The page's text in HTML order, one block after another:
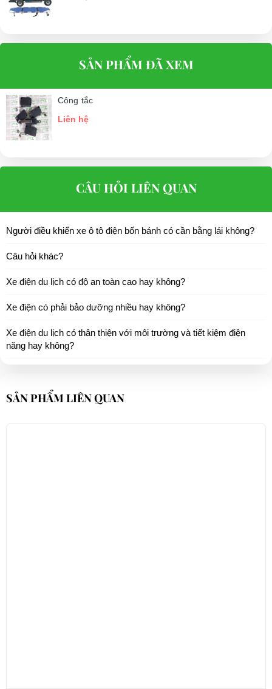
SẢN PHẨM ĐÃ XEM
Công tắc
Liên hệ
CÂU HỎI LIÊN QUAN
Người điều khiển xe ô tô điện bốn bánh có cần bằng lái không?
Câu hỏi khác?
Xe điện du lịch có độ an toàn cao hay không?
Xe điện có phải bảo dưỡng nhiều hay không?
Xe điện du lịch có thân thiện với môi trường và tiết kiệm điện
năng hay không?
SẢN PHẨM LIÊN QUAN